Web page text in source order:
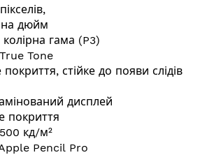
на дюйм
гама (P3)
Tone
стійке до появи слідів
дисплей
покриття
кд/⁠м²
Pencil Pro